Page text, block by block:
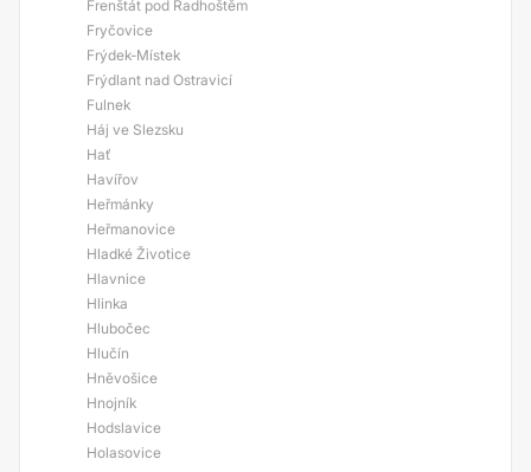
Frenštát pod Radhoštěm
Fryčovice
Frýdek-Místek
Frýdlant nad Ostravicí
Fulnek
Háj ve Slezsku
Hať
Havířov
Heřmánky
Heřmanovice
Hladké Životice
Hlavnice
Hlinka
Hlubočec
Hlučín
Hněvošice
Hnojník
Hodslavice
Holasovice